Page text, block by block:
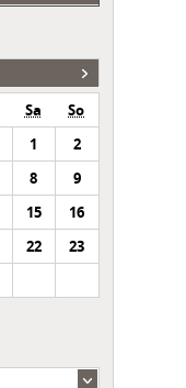
Sa
So
1
2
8
9
15
16
22
23